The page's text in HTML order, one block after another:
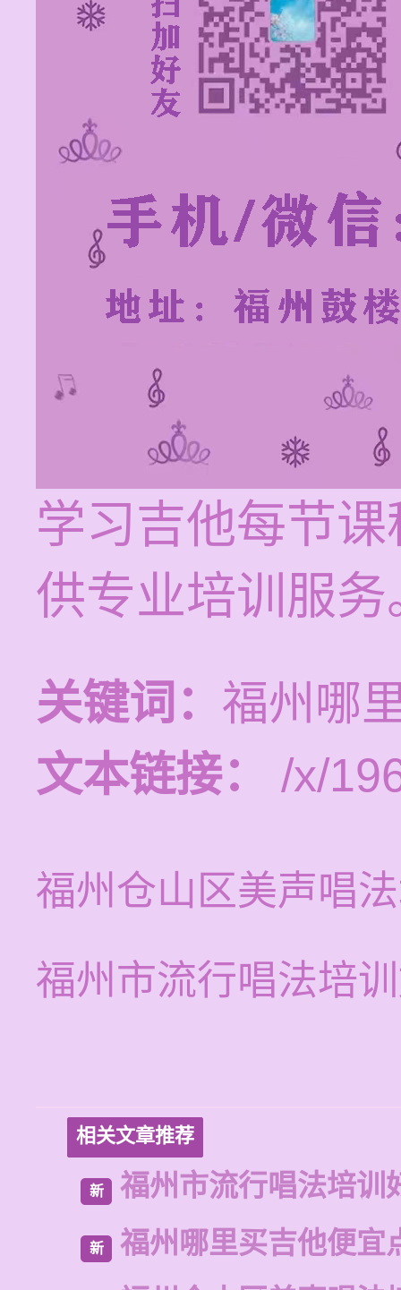
学习吉他每节
供专业培训服务
关键词： 福州哪
文本链接：
/x/
福州仓山区美声唱
福州市流行唱法培
相关文章推荐
新 福州市流行唱法培训
新
福州哪里买吉他便宜